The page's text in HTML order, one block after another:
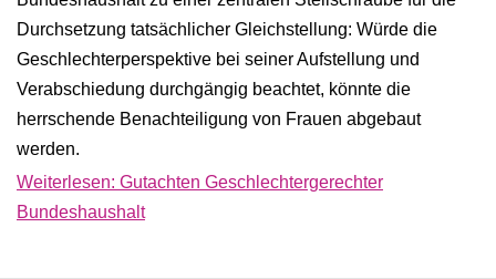
Durchsetzung tatsächlicher Gleichstellung: Würde die
Geschlechterperspektive bei seiner Aufstellung und
Verabschiedung durchgängig beachtet, könnte die
herrschende Benachteiligung von Frauen abgebaut
werden.
Weiterlesen: Gutachten Geschlechtergerechter
Bundeshaushalt